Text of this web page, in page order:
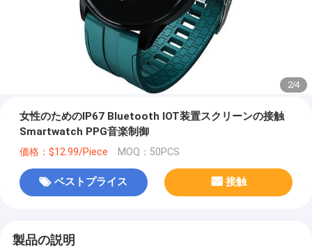
2/4
女性のためのIP67 Bluetooth IOT装置スクリーンの接触
Smartwatch PPG音楽制御
価格：$12.99/Piece MOQ：50PCS
ベストプライス 接触
製品の説明